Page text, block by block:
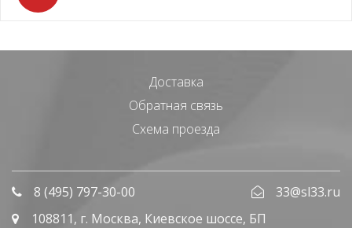
Доставка
Обратная связь
Схема проезда
8 (495) 797-30-00
33@sl33.ru
108811, г. Москва, Киевское шоссе, БП